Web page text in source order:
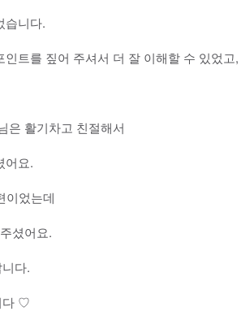
습니다.
트를 짚어 주셔서 더 잘 이해할 수 있었고,
은 활기차고 친절해서
어요.
이었는데
셨어요.
다.
다 ♡